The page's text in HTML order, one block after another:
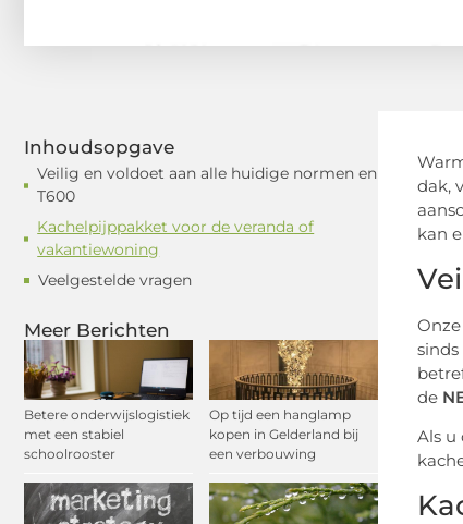
Inhoudsopgave
Veilig en voldoet aan alle huidige normen en
T600
Kachelpijppakket voor de veranda of
vakantiewoning
Veelgestelde vragen
Meer Berichten
Betere onderwijslogistiek
met een stabiel
schoolrooster
Op tijd een hanglamp
kopen in Gelderland bij
een verbouwing
dak,
kan
de
Als u